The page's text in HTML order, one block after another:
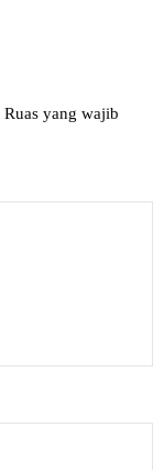
Ruas yang wajib